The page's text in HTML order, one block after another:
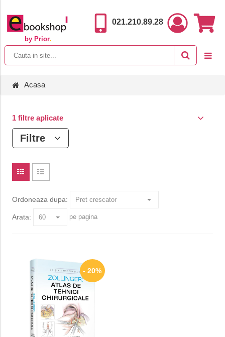
by Prior.
021.210.89.28
Acasa
1 filtre aplicate
Filtre
Ordoneaza dupa:
Arata: pe pagina
- 20%